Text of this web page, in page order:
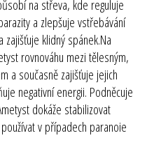
na střeva, kde reguluje
a zlepšuje vstřebávání
klidný spánek.Na
rovnováhu mezi tělesným,
a současně zajišťuje jejich
negativní energii. Podněcuje
dokáže stabilizovat
v případech paranoie